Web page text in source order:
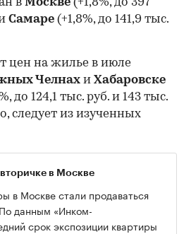
Самаре (+1,8%, до 141,9 тыс.
цен на жилье в июле
Челнах и Хабаровске
до 124,1 тыс. руб. и 143 тыс.
следует из изученных
в Москве
в Москве стали продаваться
данным «Инком-
срок экспозиции квартиры